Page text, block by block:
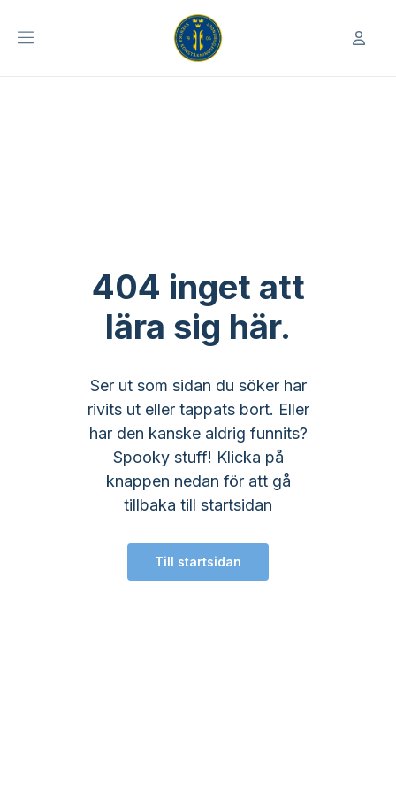
404 inget att
lära sig här.
Ser ut som sidan du söker har
rivits ut eller tappats bort. Eller
har den kanske aldrig funnits?
Spooky stuff! Klicka på
knappen nedan för att gå
tillbaka till startsidan
Till startsidan